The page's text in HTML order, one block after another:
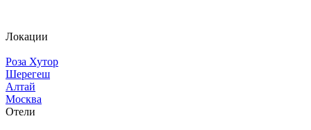
Локации
Роза Хутор
Шерегеш
Алтай
Москва
Отели